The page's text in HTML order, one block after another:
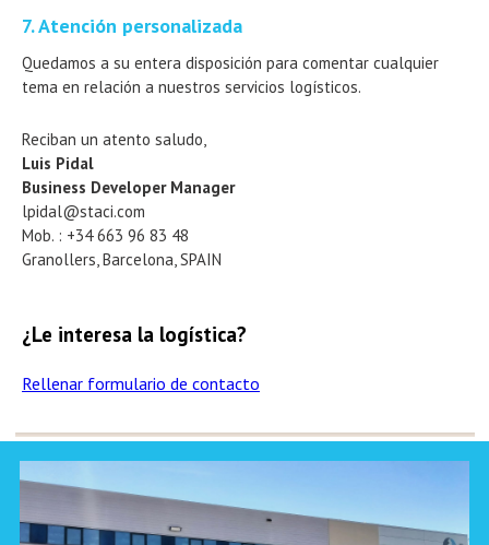
7. Atención personalizada
Quedamos a su entera disposición para comentar cualquier
tema en relación a nuestros servicios logísticos.
Reciban un atento saludo,
Luis Pidal
Business Developer Manager
lpidal@staci.com
Mob. : +34 663 96 83 48
Granollers, Barcelona, SPAIN
¿Le interesa la logística?
Rellenar formulario de contacto